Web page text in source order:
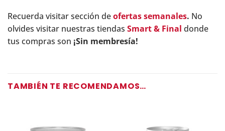
Recuerda visitar sección deofertas semanales. No
olvides visitar nuestras tiendas Smart & Final donde
tus compras son ¡Sin membresía!
TAMBIÉN TE RECOMENDAMOS…